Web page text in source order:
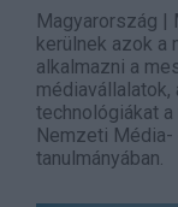
Magyarország |
kerülnek azok a
alkalmazni a
médiavállalatok,
technológiákat
Nemzeti
tanulmányában.